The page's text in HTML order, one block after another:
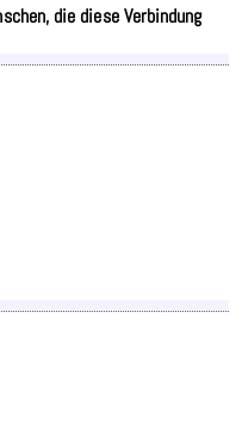
die diese Verbindung